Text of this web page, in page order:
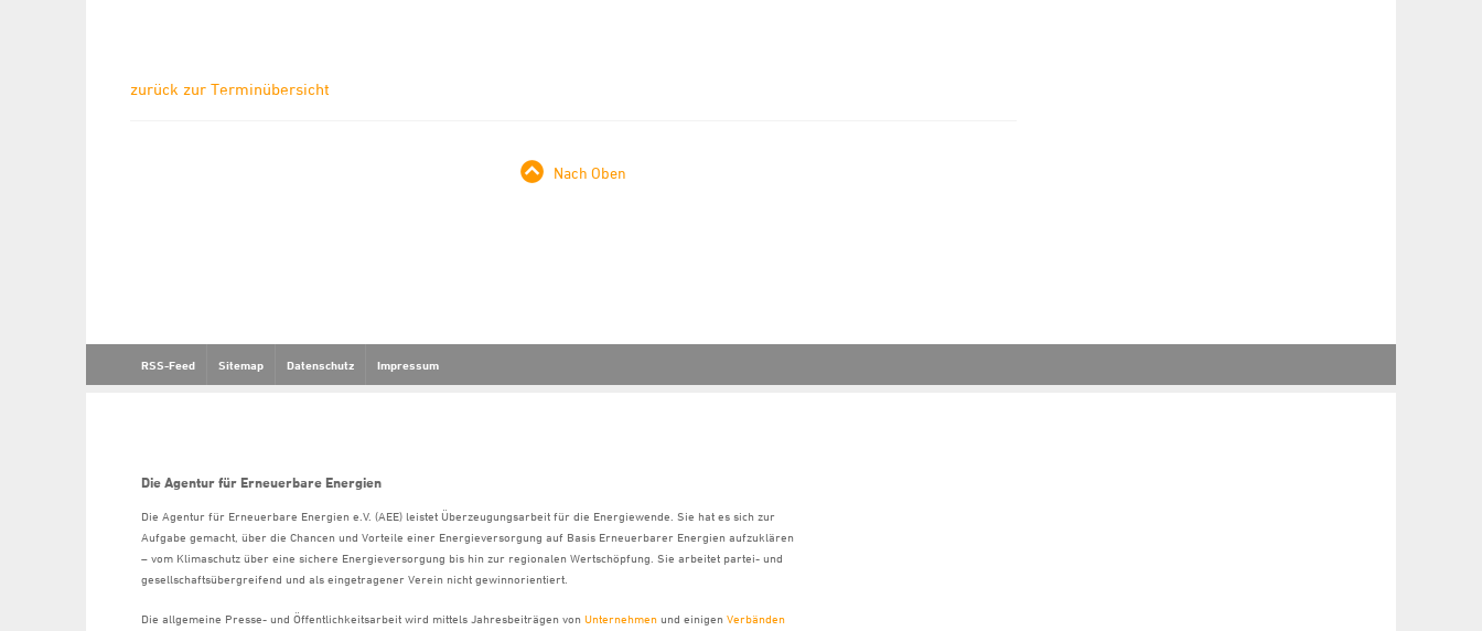
zurück zur Terminübersicht
Nach Oben
RSS-Feed Sitemap Datenschutz Impressum
Die Agentur für Erneuerbare Energien
Die Agentur für Erneuerbare Energien e.V. (AEE) leistet Überzeugungsarbeit für die Energiewende. Sie hat es sich zur
Aufgabe gemacht, über die Chancen und Vorteile einer Energieversorgung auf Basis Erneuerbarer Energien aufzuklären
– vom Klimaschutz über eine sichere Energieversorgung bis hin zur regionalen Wertschöpfung. Sie arbeitet partei- und
gesellschaftsübergreifend und als eingetragener Verein nicht gewinnorientiert.
Die allgemeine Presse- und Öffentlichkeitsarbeit wird mittels Jahresbeiträgen von Unternehmen und einigen Verbänden